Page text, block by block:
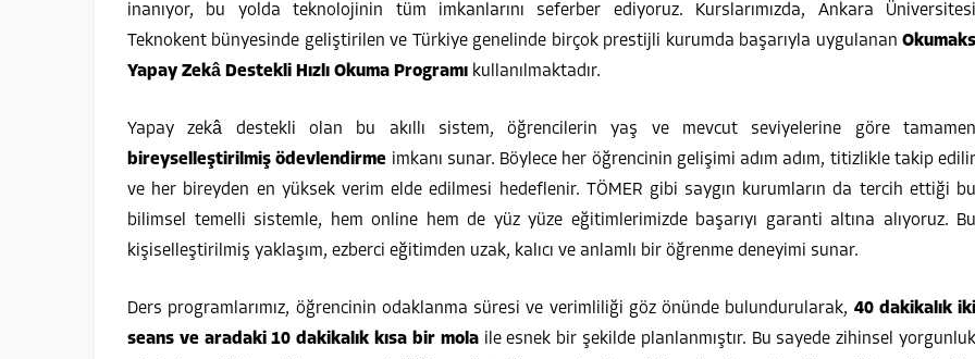
inanıyor, bu yolda teknolojinin tüm imkanlarını seferber ediyoruz. Kurslarımızda, Ankara Üniversitesi
Teknokent bünyesinde geliştirilen ve Türkiye genelinde birçok prestijli kurumda başarıyla uygulanan Okumaks
Yapay Zekâ Destekli Hızlı Okuma Programı kullanılmaktadır.
Yapay zekâ destekli olan bu akıllı sistem, öğrencilerin yaş ve mevcut seviyelerine göre tamamen
bireyselleştirilmiş ödevlendirme imkanı sunar. Böylece her öğrencinin gelişimi adım adım, titizlikle takip edilir
ve her bireyden en yüksek verim elde edilmesi hedeflenir. TÖMER gibi saygın kurumların da tercih ettiği bu
bilimsel temelli sistemle, hem online hem de yüz yüze eğitimlerimizde başarıyı garanti altına alıyoruz. Bu
kişiselleştirilmiş yaklaşım, ezberci eğitimden uzak, kalıcı ve anlamlı bir öğrenme deneyimi sunar.
Ders programlarımız, öğrencinin odaklanma süresi ve verimliliği göz önünde bulundurularak, 40 dakikalık iki
seans ve aradaki 10 dakikalık kısa bir molaile esnek bir şekilde planlanmıştır. Bu sayede zihinsel yorgunluk